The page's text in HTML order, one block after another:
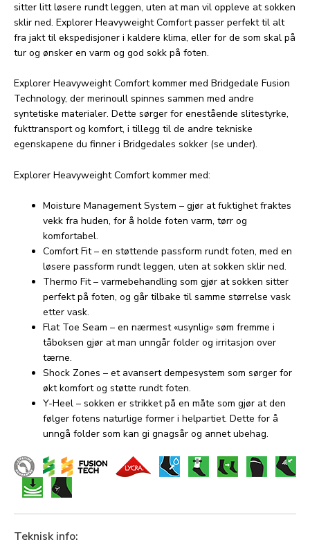
sitter litt løsere rundt leggen, uten at man vil oppleve at sokken
sklir ned. Explorer Heavyweight Comfort passer perfekt til alt
fra jakt til ekspedisjoner i kaldere klima, eller for de som skal på
tur og ønsker en varm og god sokk på foten.
Explorer Heavyweight Comfort kommer med Bridgedale Fusion
Technology, der merinoull spinnes sammen med andre
syntetiske materialer. Dette sørger for enestående slitestyrke,
fukttransport og komfort, i tillegg til de andre tekniske
egenskapene du finner i Bridgedales sokker (se under).
Explorer Heavyweight Comfort kommer med:
Moisture Management System – gjør at fuktighet fraktes
vekk fra huden, for å holde foten varm, tørr og
komfortabel.
Comfort Fit – en støttende passform rundt foten, med en
løsere passform rundt leggen, uten at sokken sklir ned.
Thermo Fit – varmebehandling som gjør at sokken sitter
perfekt på foten, og går tilbake til samme størrelse vask
etter vask.
Flat Toe Seam – en nærmest «usynlig» søm fremme i
tåboksen gjør at man unngår folder og irritasjon over
tærne.
Shock Zones – et avansert dempesystem som sørger for
økt komfort og støtte rundt foten.
Y-Heel – sokken er strikket på en måte som gjør at den
følger fotens naturlige former i helpartiet. Dette for å
unngå folder som kan gi gnagsår og annet ubehag.
Teknisk info: